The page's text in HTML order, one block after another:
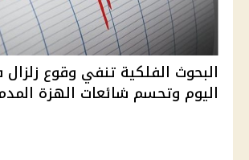
البحوث الفلكية تنفي وقوع
اليوم وتحسم شائعات الهزة